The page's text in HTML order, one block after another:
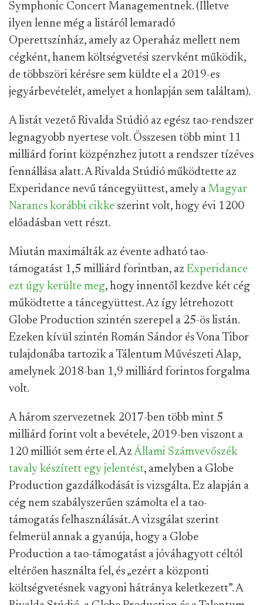
Symphonic Concert Managementnek. (Illetve
ilyen lenne még a listáról lemaradó
Operettszínház, amely az Operaház mellett nem
cégként, hanem költségvetési szervként működik,
de többszöri kérésre sem küldte el a 2019-es
jegyárbevételét, amelyet a honlapján sem találtam).
A listát vezető Rivalda Stúdió az egész tao-rendszer
legnagyobb nyertese volt. Összesen több mint 11
milliárd forint közpénzhez jutott a rendszer tízéves
fennállása alatt. A Rivalda Stúdió működtette az
Experidance nevű táncegyüttest, amely a Magyar
Narancs korábbi cikke szerint volt, hogy évi 1200
előadásban vett részt.
Miután maximálták az évente adható tao-
támogatást 1,5 milliárd forintban, az Experidance
ezt úgy kerülte meg, hogy innentől kezdve két cég
működtette a táncegyüttest. Az így létrehozott
Globe Production szintén szerepel a 25-ös listán.
Ezeken kívül szintén Román Sándor és Vona Tibor
tulajdonába tartozik a Tálentum Művészeti Alap,
amelynek 2018-ban 1,9 milliárd forintos forgalma
volt.
A három szervezetnek 2017-ben több mint 5
milliárd forint volt a bevétele, 2019-ben viszont a
120 milliót sem érte el. Az Állami Számvevőszék
tavaly készített egy jelentést, amelyben a Globe
Production gazdálkodását is vizsgálta. Ez alapján a
cég nem szabályszerűen számolta el a tao-
támogatás felhasználását. A vizsgálat szerint
felmerül annak a gyanúja, hogy a Globe
Production a tao-támogatást a jóváhagyott céltól
eltérően használta fel, és „ezért a központi
költségvetésnek vagyoni hátránya keletkezett”. A